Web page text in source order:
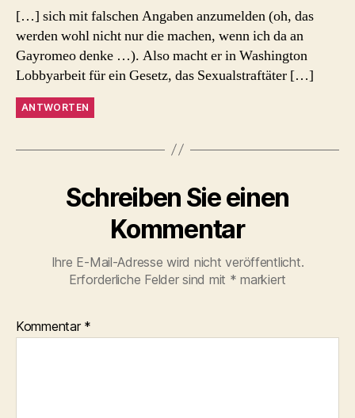
[…] sich mit falschen Angaben anzumelden (oh, das
werden wohl nicht nur die machen, wenn ich da an
Gayromeo denke …). Also macht er in Washington
Lobbyarbeit für ein Gesetz, das Sexualstraftäter […]
ANTWORTEN
Schreiben Sie einen
Kommentar
Ihre E-Mail-Adresse wird nicht veröffentlicht.
Erforderliche Felder sind mit * markiert
Kommentar *